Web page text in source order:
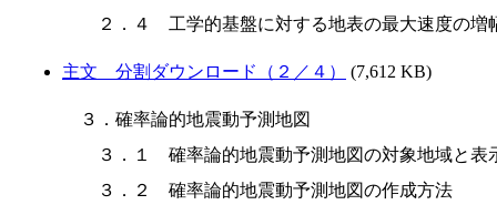
主文 分割ダウンロード（２／４） (7,612 KB)
３．確率論的地震動予測地図
３．１　確率論的地震動予測地図の対象地域と表
３．２　確率論的地震動予測地図の作成方法